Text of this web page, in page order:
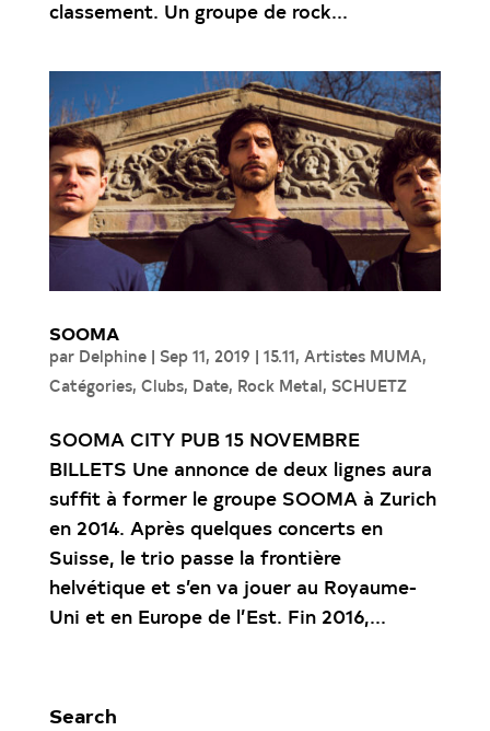
classement. Un groupe de rock...
SOOMA
par Delphine| Sep 11, 2019 | 15.11, Artistes MUMA,
Catégories, Clubs, Date, Rock Metal, SCHUETZ
SOOMA CITY PUB 15 NOVEMBRE
BILLETS Une annonce de deux lignes aura
suffit à former le groupe SOOMA à Zurich
en 2014. Après quelques concerts en
Suisse, le trio passe la frontière
helvétique et s’en va jouer au Royaume-
Uni et en Europe de l’Est. Fin 2016,...
Search